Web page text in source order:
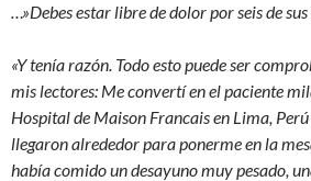
…»Debes estar libre de dolor por seis de sus
«Y tenía razón. Todo esto puede ser
mis lectores: Me convertí en el paciente
Hospital de Maison Francais en Lima,
llegaron alrededor para ponerme en la
había comido un desayuno muy pesado,